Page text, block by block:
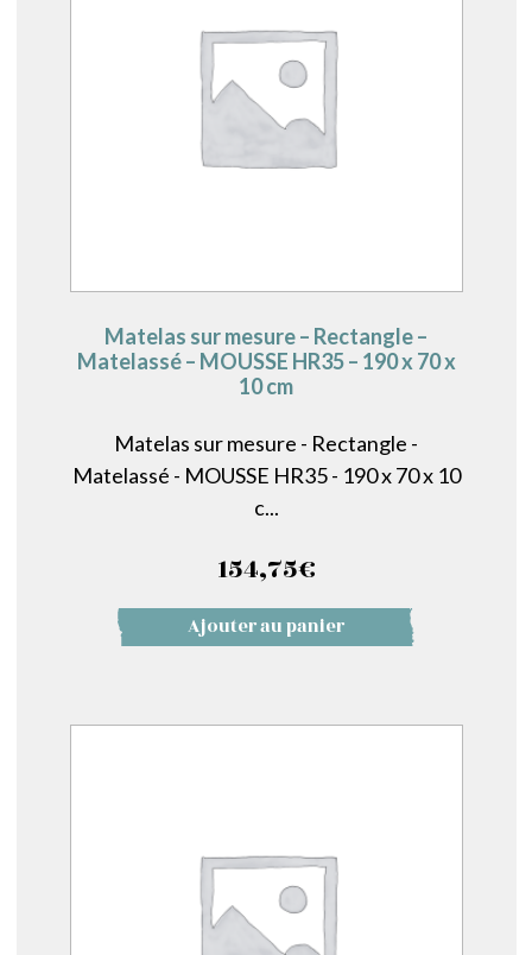
Matelas sur mesure – Rectangle –
Matelassé – MOUSSE HR35 – 190 x 70 x
10 cm
Matelas sur mesure - Rectangle -
Matelassé - MOUSSE HR35 - 190 x 70 x 10
c...
154,75€
Ajouter au panier